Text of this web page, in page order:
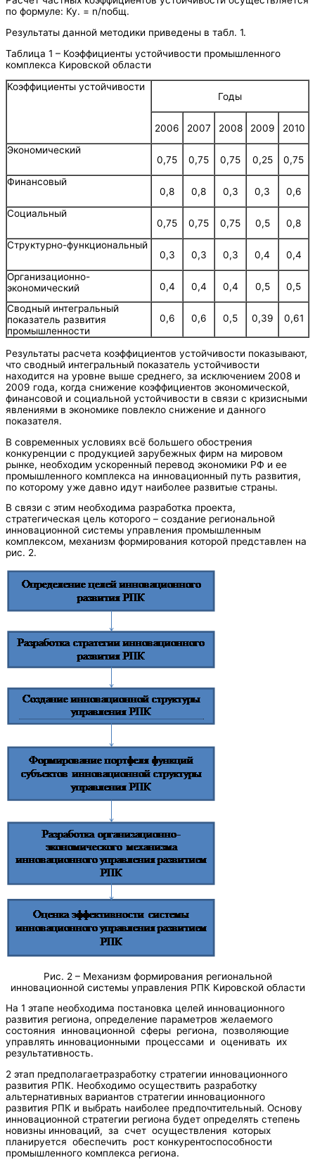
по формуле: Ку. = n/nобщ.
Результаты данной методики приведены в табл. 1.
Таблица 1 – Коэффициенты устойчивости промышленного
комплекса Кировской области
Коэффициенты устойчивости
Годы
2006 2007 2008 2009
2010
Экономический
0,75
0,75 0,75 0,25
0,75
Финансовый
0,8
0,8 0,3 0,3
0,6
Социальный
0,75
0,75 0,75 0,5
0,8
Структурно-функциональный
0,3
0,3 0,3 0,4
0,4
Организационно-
экономический
0,4 0,4 0,4 0,5
0,5
Сводный интегральный
показатель развития
промышленности
0,6 0,6 0,5 0,39 0,61
Результаты расчета коэффициентов устойчивости показывают,
что сводный интегральный показатель устойчивости
находится на уровне выше среднего, за исключением 2008 и
2009 года, когда снижение коэффициентов экономической,
финансовой и социальной устойчивости в связи с кризисными
явлениями в экономике повлекло снижение и данного
показателя.
В современных условиях всё большего обострения
конкуренции с продукцией зарубежных фирм на мировом
рынке, необходим ускоренный перевод экономики РФ и ее
промышленного комплекса на инновационный путь развития,
по которому уже давно идут наиболее развитые страны.
В связи с этим необходима разработка проекта,
стратегическая цель которого – создание региональной
инновационной системы управления промышленным
комплексом, механизм формирования которой представлен на
рис. 2.
Рис. 2 – Механизм формирования региональной
инновационной системы управления РПК Кировской области
На 1 этапе необходима постановка целей инновационного
развития региона, определение параметров желаемого
состояния инновационной сферы региона, позволяющие
управлять инновационными процессами и оценивать их
результативность.
2 этап предполагаетразработку стратегии инновационного
развития РПК. Необходимо осуществить разработку
альтернативных вариантов стратегии инновационного
развития РПК и выбрать наиболее предпочтительный. Основу
инновационной стратегии региона будет определять степень
новизны инноваций, за счет осуществления которых
планируется обеспечить рост конкурентоспособности
промышленного комплекса региона.